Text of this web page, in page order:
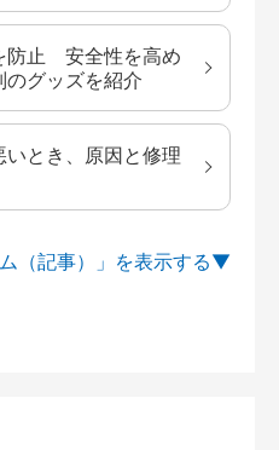
防止 安全性を高め
のグッズを紹介
とき、原因と修理
（記事）」を